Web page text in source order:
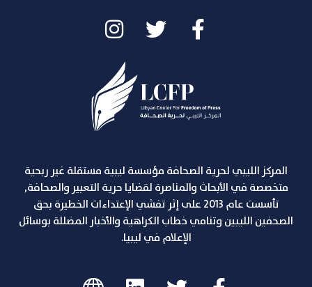
المركز الليبي لحرية الصحافة مؤسسة ليبية مستقلة غير ربحية
متخصصة في الأبحاث والمناصرة لقضايا حرية التعبير والصحافة,
تأسست عام 2013 على إثر تفشي الإعتداءات الخطيرة بحق
الصحفين الليبين وتنامي خطاب الكراهية والأخبار المضللة بوسائل
الإعلام في ليبيا.